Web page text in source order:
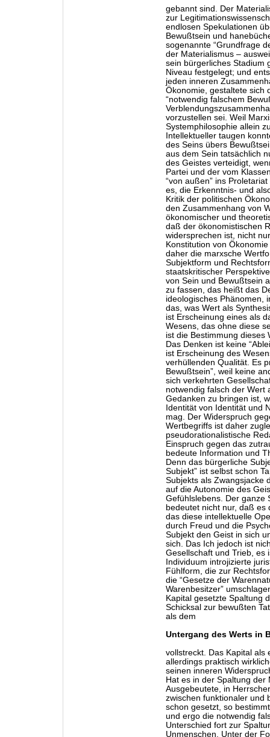
gebannt sind. Der
zur
endlosen Spekulationen
Bewußtsein und
sogenannte “Grundfrage
der Materialismus –
sein bürgerliches Stadium
Niveau festgelegt; und
jeden inneren
Ökonomie, gestaltete sich
“notwendig falschem
vorzustellen sei. Weil
Systemphilosophie allein
Intellektueller taugen
des Seins übers
aus dem Sein tatsächlich
des Geistes verteidigt,
Partei und der vom
“von außen” ins
es, die Erkenntnis- und
Kritik der politischen
den Zusammenhang von
ökonomischer und
daß der ökonomistischen
widersprechen ist, nicht
Konstitution von
daher die marxsche
Subjektform und
staatskritischer
von Sein und Bewußtsein
zu fassen, das heißt das
ideologisches Phänomen,
das, was Wert als
ist Erscheinung eines als
Wesens, das ohne diese
ist die Bestimmung dieses
Das Denken ist keine
ist Erscheinung des
verhüllenden Qualität. Es
Bewußtsein”, weil keine
sich verkehrten
notwendig falsch der Wert
Gedanken zu bringen ist,
Identität von Identität und
mag. Der Widerspruch
Wertbegriffs ist daher
pseudorationalistische
Einspruch gegen das
bedeute Information und
Denn das bürgerliche
Subjekt” ist selbst schon
Subjekts als Zwangsjacke
auf die Autonomie des
Gefühlslebens. Der ganze
bedeutet nicht nur, daß
das diese intellektuelle
durch Freud und die
Subjekt den Geist in sich
sich. Das Ich jedoch ist
Gesellschaft und Trieb, es
Individuum introjizierte
Fühlform, die zur
die “Gesetze der
Warenbesitzer”
Kapital gesetzte Spaltung
Schicksal zur bewußten
als dem
Untergang des Werts in
vollstreckt. Das Kapital als
allerdings praktisch
seinen inneren
Hat es in der Spaltung der
Ausgebeutete, in
zwischen funktionaler und
schon gesetzt, so
und ergo die notwendig
Unterschied fort zur
Unmenschen. Unter der